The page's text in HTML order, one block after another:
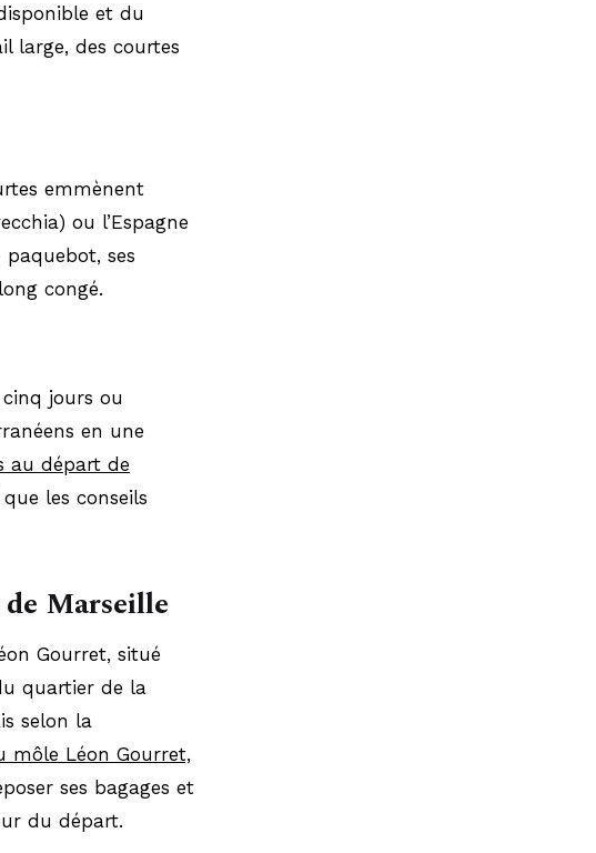
et du
large, des courtes
emmènent
ou l’Espagne
paquebot, ses
congé.
jours ou
en une
au départ de
les conseils
Marseille
Gourret, situé
quartier de la
selon la
môle Léon Gourret,
ses bagages et
du départ.